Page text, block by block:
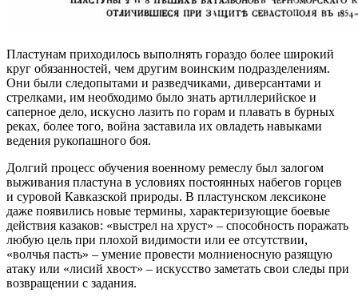
Пластунам приходилось выполнять гораздо более широкий
круг обязанностей, чем другим воинским подразделениям.
Они были следопытами и разведчиками, диверсантами и
стрелками, им необходимо было знать артиллерийское и
саперное дело, искусно лазить по горам и плавать в бурных
реках, более того, война заставила их овладеть навыками
ведения рукопашного боя.
Долгий процесс обучения военному ремеслу был залогом
выживания пластуна в условиях постоянных набегов горцев
и суровой Кавказской природы. В пластунском лексиконе
даже появились новые термины, характеризующие боевые
действия казаков: «выстрел на хруст» – способность поражать
любую цель при плохой видимости или ее отсутствии,
«волчья пасть» – умение провести молниеносную разящую
атаку или «лисий хвост» – искусство заметать свои следы при
возвращении с задания.